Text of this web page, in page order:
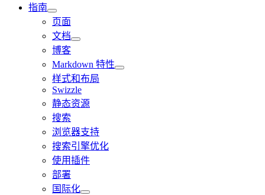
指南
页面
文档
博客
Markdown 特性
样式和布局
Swizzle
静态资源
搜索
浏览器支持
搜索引擎优化
使用插件
部署
国际化